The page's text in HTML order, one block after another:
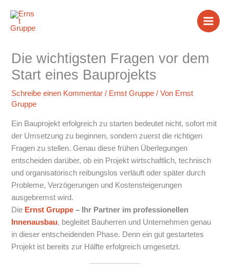
Inhalt
springen
Die wichtigsten Fragen vor dem
Start eines Bauprojekts
Schreibe einen Kommentar / Ernst Gruppe / Von Ernst
Gruppe
Ein Bauprojekt erfolgreich zu starten bedeutet nicht, sofort mit
der Umsetzung zu beginnen, sondern zuerst die richtigen
Fragen zu stellen. Genau diese frühen Überlegungen
entscheiden darüber, ob ein Projekt wirtschaftlich, technisch
und organisatorisch reibungslos verläuft oder später durch
Probleme, Verzögerungen und Kostensteigerungen
ausgebremst wird.
Die Ernst Gruppe – Ihr Partner im professionellen
Innenausbau, begleitet Bauherren und Unternehmen genau
in dieser entscheidenden Phase. Denn ein gut gestartetes
Projekt ist bereits zur Hälfte erfolgreich umgesetzt.